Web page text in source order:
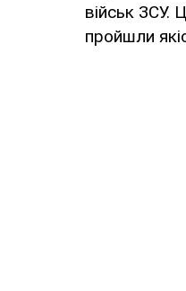
військ ЗСУ.
пройшли